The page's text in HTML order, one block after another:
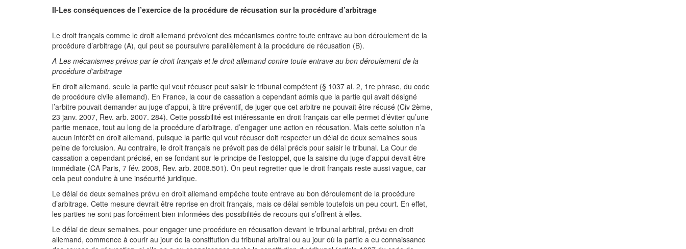
II-Les conséquences de l’exercice de la procédure de récusation sur la procédure d’arbitrage
Le droit français comme le droit allemand prévoient des mécanismes contre toute entrave au bon déroulement de la
procédure d’arbitrage (A), qui peut se poursuivre parallèlement à la procédure de récusation (B).
A-Les mécanismes prévus par le droit français et le droit allemand contre toute entrave au bon déroulement de la
procédure d’arbitrage
En droit allemand, seule la partie qui veut récuser peut saisir le tribunal compétent (§ 1037 al. 2, 1re phrase, du code
de procédure civile allemand). En France, la cour de cassation a cependant admis que la partie qui avait désigné
l’arbitre pouvait demander au juge d’appui, à titre préventif, de juger que cet arbitre ne pouvait être récusé (Civ 2ème,
23 janv. 2007, Rev. arb. 2007. 284). Cette possibilité est intéressante en droit français car elle permet d’éviter qu’une
partie menace, tout au long de la procédure d’arbitrage, d’engager une action en récusation. Mais cette solution n’a
aucun intérêt en droit allemand, puisque la partie qui veut récuser doit respecter un délai de deux semaines sous
peine de forclusion. Au contraire, le droit français ne prévoit pas de délai précis pour saisir le tribunal. La Cour de
cassation a cependant précisé, en se fondant sur le principe de l’estoppel, que la saisine du juge d’appui devait être
immédiate (CA Paris, 7 fév. 2008, Rev. arb. 2008.501). On peut regretter que le droit français reste aussi vague, car
cela peut conduire à une insécurité juridique.
Le délai de deux semaines prévu en droit allemand empêche toute entrave au bon déroulement de la procédure
d’arbitrage. Cette mesure devrait être reprise en droit français, mais ce délai semble toutefois un peu court. En effet,
les parties ne sont pas forcément bien informées des possibilités de recours qui s’offrent à elles.
Le délai de deux semaines, pour engager une procédure en récusation devant le tribunal arbitral, prévu en droit
allemand, commence à courir au jour de la constitution du tribunal arbitral ou au jour où la partie a eu connaissance